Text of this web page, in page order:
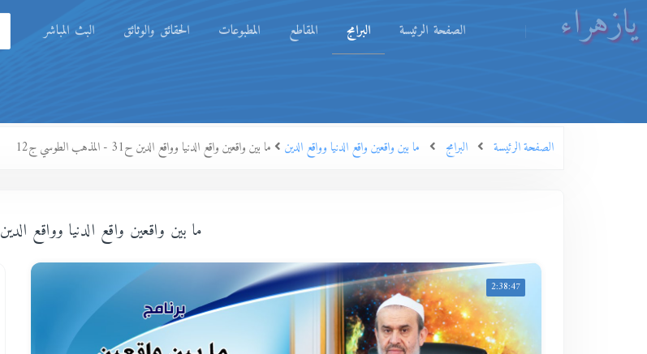
الصفحة الرئيسة البرامج المقاطع المطبوعات الحقائق والوثائق البث المباشر يازهراء
الصفحة الرئيسة البرامج ما بين واقعين واقع الدنيا وواقع الدين ما بين واقعين واقع الدنيا وواقع الدين ح31 - المذهب الطوسي ج12
ما بين واقعين واقع الدنيا وواقع الدين
2:38:47